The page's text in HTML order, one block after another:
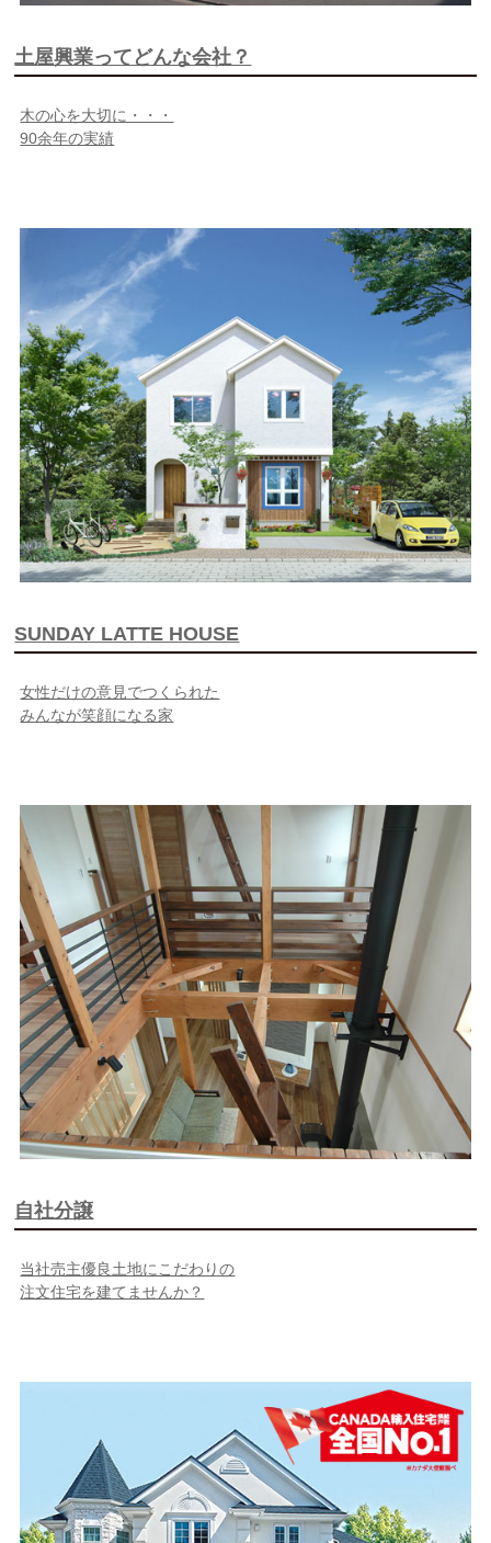
土屋興業ってどんな会社？
木の心を大切に・・・
90余年の実績
SUNDAY LATTE HOUSE
女性だけの意見でつくられた
みんなが笑顔になる家
自社分譲
当社売主優良土地にこだわりの
注文住宅を建てませんか？